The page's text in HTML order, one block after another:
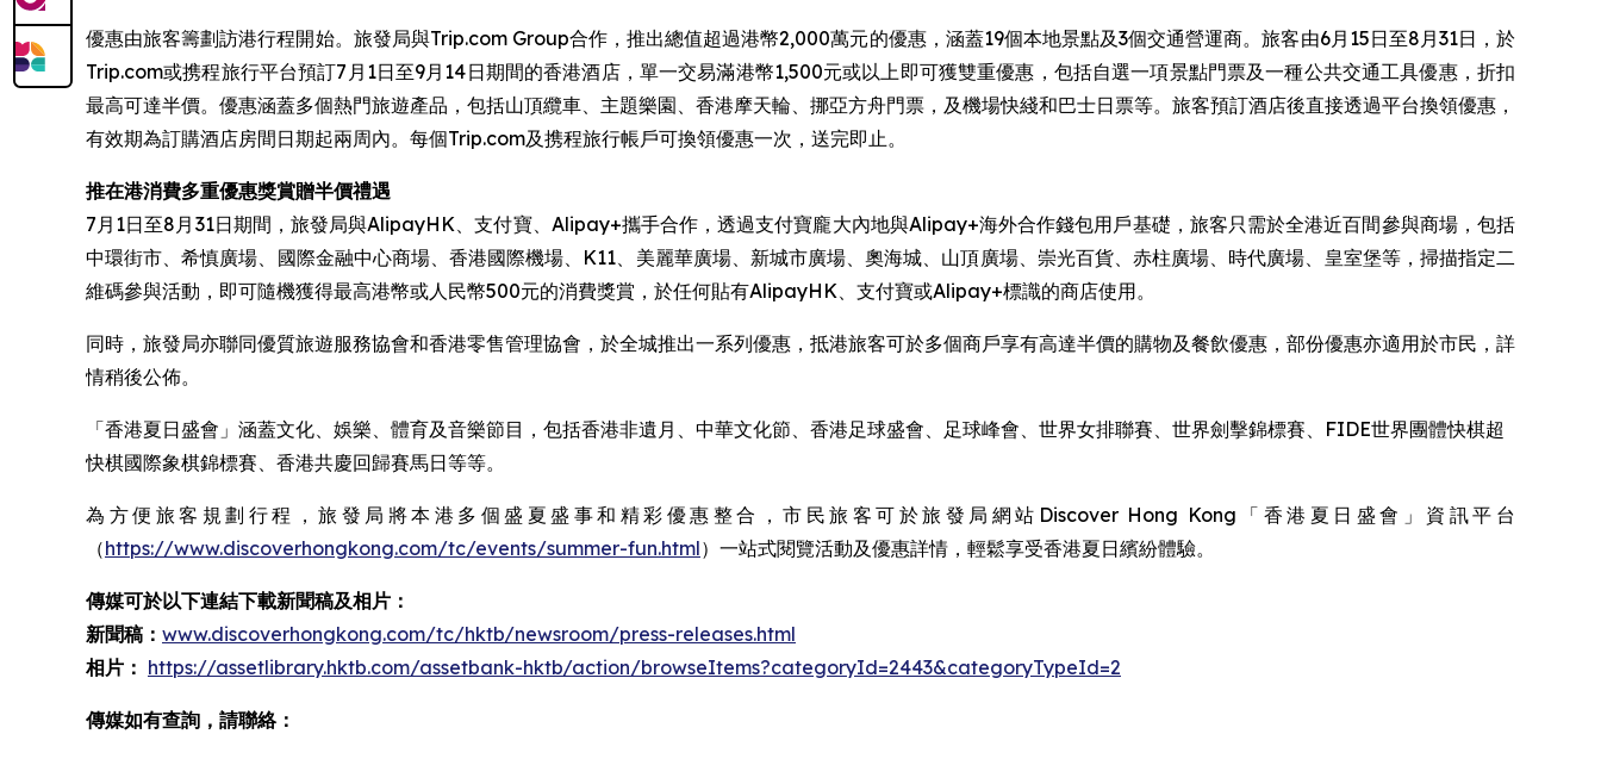
優惠由旅客籌劃訪港行程開始。旅發局與Trip.com Group合作，推出總值超過港幣2,000萬元的優惠，涵蓋19個本地景點及3個交通營運商。旅客由6月15日至8月31日，於
Trip.com或携程旅行平台預訂7月1日至9月14日期間的香港酒店，單一交易滿港幣1,500元或以上即可獲雙重優惠，包括自選一項景點門票及一種公共交通工具優惠，折扣
最高可達半價。優惠涵蓋多個熱門旅遊產品，包括山頂纜車、主題樂園、香港摩天輪、挪亞方舟門票，及機場快綫和巴士日票等。旅客預訂酒店後直接透過平台換領優惠，
有效期為訂購酒店房間日期起兩周內。每個Trip.com及携程旅行帳戶可換領優惠一次，送完即止。
推在港消費多重優惠獎賞贈半價禮遇
7月1日至8月31日期間，旅發局與AlipayHK、支付寶、Alipay+攜手合作，透過支付寶龐大內地與Alipay+海外合作錢包用戶基礎，旅客只需於全港近百間參與商場，包括
中環街市、希慎廣場、國際金融中心商場、香港國際機場、K11、美麗華廣場、新城市廣場、奧海城、山頂廣場、崇光百貨、赤柱廣場、時代廣場、皇室堡等，掃描指定二
維碼參與活動，即可隨機獲得最高港幣或人民幣500元的消費獎賞，於任何貼有AlipayHK、支付寶或Alipay+標識的商店使用。
同時，旅發局亦聯同優質旅遊服務協會和香港零售管理協會，於全城推出一系列優惠，抵港旅客可於多個商戶享有高達半價的購物及餐飲優惠，部份優惠亦適用於市民，詳
情稍後公佈。
「香港夏日盛會」涵蓋文化、娛樂、體育及音樂節目，包括香港非遺月、中華文化節、香港足球盛會、足球峰會、世界女排聯賽、世界劍擊錦標賽、FIDE世界團體快棋超
快棋國際象棋錦標賽、香港共慶回歸賽馬日等等。 ​
為方便旅客規劃行程，旅發局將本港多個盛夏盛事和精彩優惠整合，市民旅客可於旅發局網站Discover Hong Kong「香港夏日盛會」資訊平台
（https://www.discoverhongkong.com/tc/events/summer-fun.html）一站式閱覽活動及優惠詳情，輕鬆享受香港夏日繽紛體驗。
傳媒可於以下連結下載新聞稿及相片：
新聞稿： www.discoverhongkong.com/tc/hktb/newsroom/press-releases.html
相片： https://assetlibrary.hktb.com/assetbank-hktb/action/browseItems?categoryId=2443&categoryTypeId=2
傳媒如有查詢，請聯絡：